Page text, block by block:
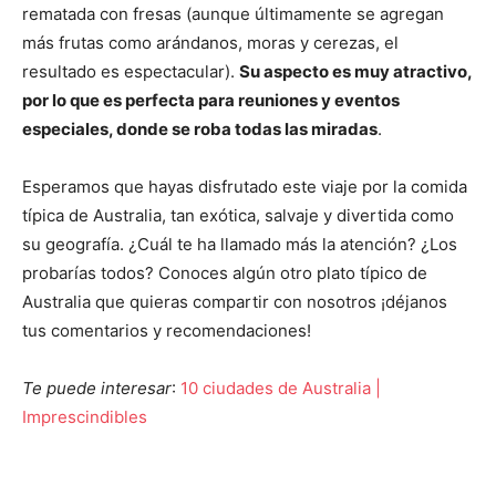
rematada con fresas (aunque últimamente se agregan
más frutas como arándanos, moras y cerezas, el
resultado es espectacular). Su aspecto es muy atractivo,
por lo que es perfecta para reuniones y eventos
especiales, donde se roba todas las miradas.
Esperamos que hayas disfrutado este viaje por la comida
típica de Australia, tan exótica, salvaje y divertida como
su geografía. ¿Cuál te ha llamado más la atención? ¿Los
probarías todos? Conoces algún otro plato típico de
Australia que quieras compartir con nosotros ¡déjanos
tus comentarios y recomendaciones!
Te puede interesar: 10 ciudades de Australia |
Imprescindibles